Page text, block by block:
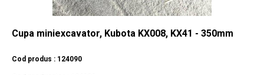
Cupa miniexcavator, Kubota KX008, KX41 - 350mm
Cod produs : 124090